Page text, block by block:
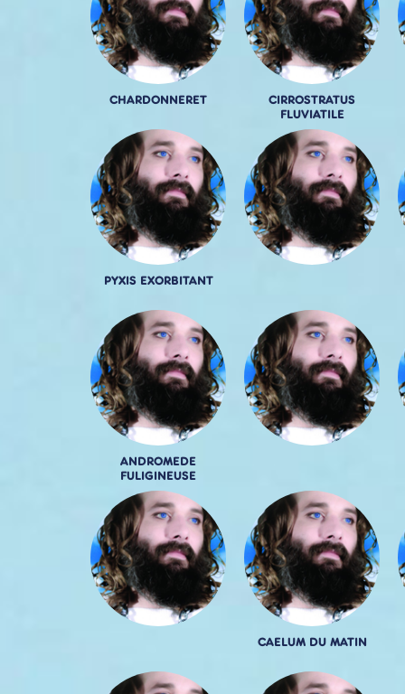
CHARDONNERET
CIRROSTRATUS
FLUVIATILE
PYXIS EXORBITANT
ANDROMEDE
FULIGINEUSE
CAELUM DU MATIN